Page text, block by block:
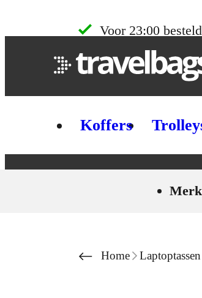
Voor 23:00
Koffers
Home Laptoptassen